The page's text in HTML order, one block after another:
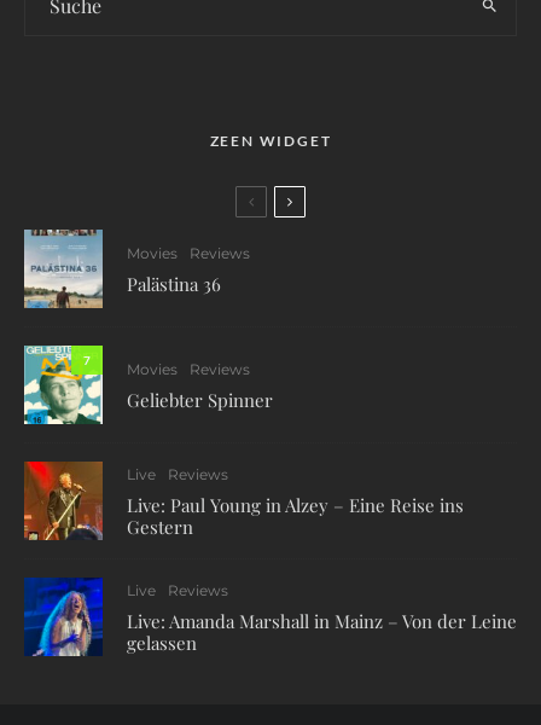
ZEEN WIDGET
Movies Reviews
Palästina 36
7
Movies Reviews
Geliebter Spinner
Live Reviews
Live: Paul Young in Alzey – Eine Reise ins
Gestern
Live Reviews
Live: Amanda Marshall in Mainz – Von der Leine
gelassen